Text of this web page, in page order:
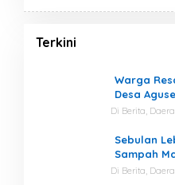
Terkini
Warga
Desa
Di Berita,
Sebulan
Sampah
Stadion
Di Berita,